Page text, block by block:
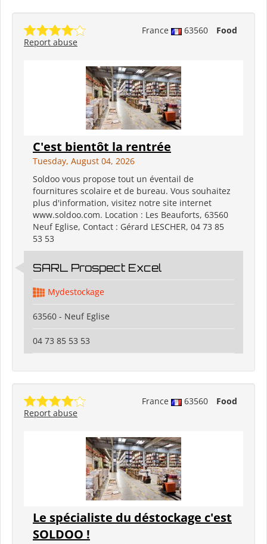
France 63560
Food
Report abuse
C'est bientôt la rentrée
Tuesday, August 04, 2026
Soldoo vous propose tout un éventail de
fournitures scolaire et de bureau. Vous souhaitez
plus d'information, visitez notre site internet
www.soldoo.com. Location : Les Beauforts, 63560
Neuf Eglise, Contact : Gérard LESCHER, 04 73 85
53 53
SARL Prospect Excel
Mydestockage
63560 - Neuf Eglise
04 73 85 53 53
France 63560
Food
Report abuse
Le spécialiste du déstockage c'est
SOLDOO !